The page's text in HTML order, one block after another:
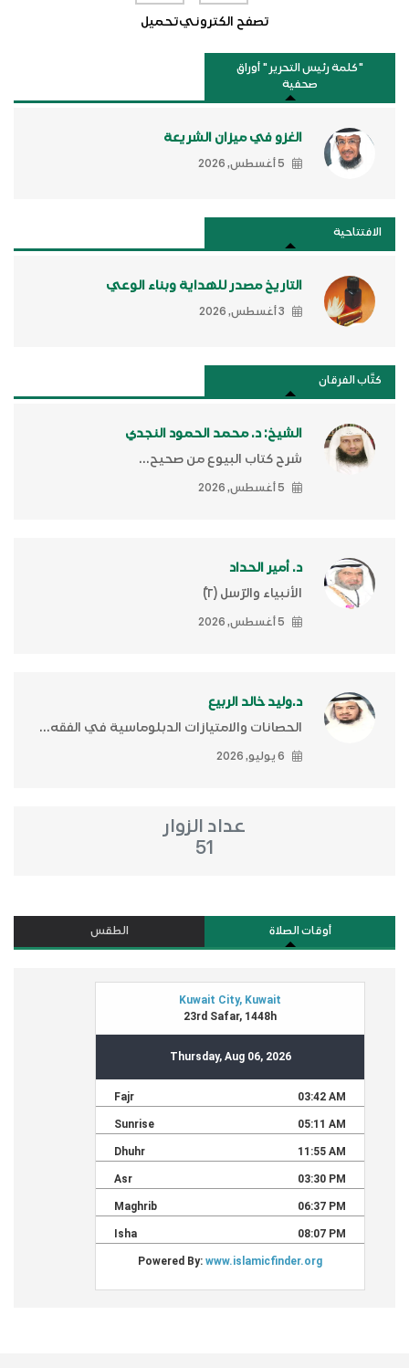
تصفح الكترونيتحميل
"كلمة رئيس التحرير " أوراق
صحفية
الغزو في ميزان الشريعة
5 أغسطس, 2026
الافتتاحية
التاريخ مصدر للهداية وبناء الوعي
3 أغسطس, 2026
كتَّاب الفرقان
الشيخ: د. محمد الحمود النجدي
شرح كتاب البيوع من صحيح...
5 أغسطس, 2026
د. أمير الحداد
الأنبياء والرّسل (٢)ّ
5 أغسطس, 2026
د.وليد خالد الربيع
الحصانات والامتيازات الدبلوماسية في الفقه...
6 يوليو, 2026
عداد الزوار
51
أوقات الصلاة الطقس